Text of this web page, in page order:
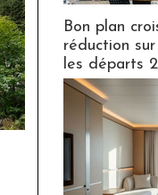
Bon plan
réduction
les départs